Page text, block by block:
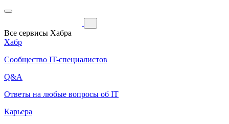
Все сервисы Хабра
Хабр
Сообщество IT-специалистов
Q&A
Ответы на любые вопросы об IT
Карьера